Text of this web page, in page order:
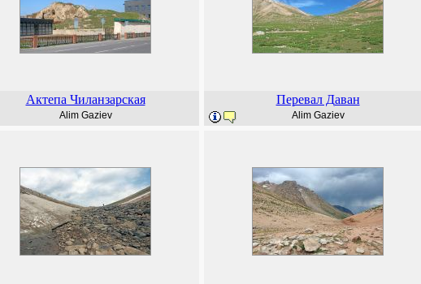
Актепа Чиланзарская
Alim Gaziev
Перевал Даван
Alim Gaziev